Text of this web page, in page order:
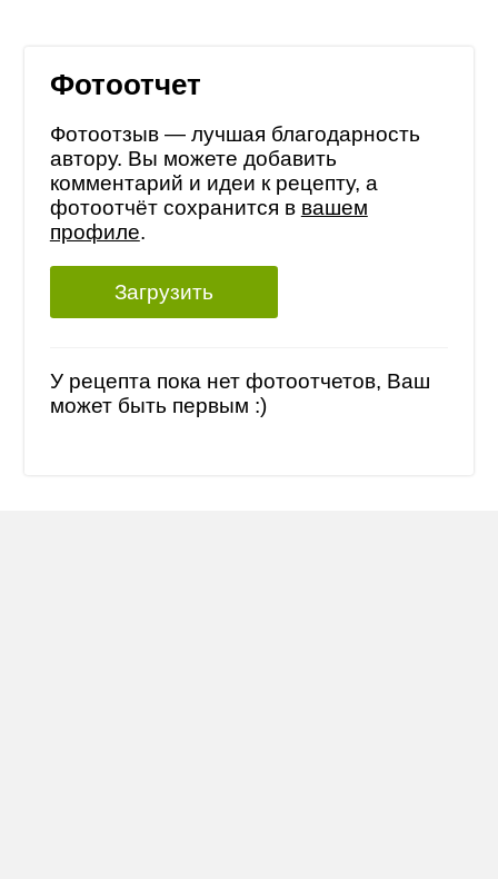
Фотоотчет
Фотоотзыв — лучшая благодарность
автору. Вы можете добавить
комментарий и идеи к рецепту, а
фотоотчёт сохранится в вашем
профиле.
Загрузить
У рецепта пока нет фотоотчетов, Ваш
может быть первым :)